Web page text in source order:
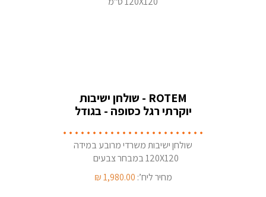
ROTEM - שולחן ישיבות
יוקרתי רגל כסופה - בגודל
שולחן ישיבות משרדי מרובע במידה
120X120 במבחר צבעים
מחיר ליח’: 1,980.00
₪